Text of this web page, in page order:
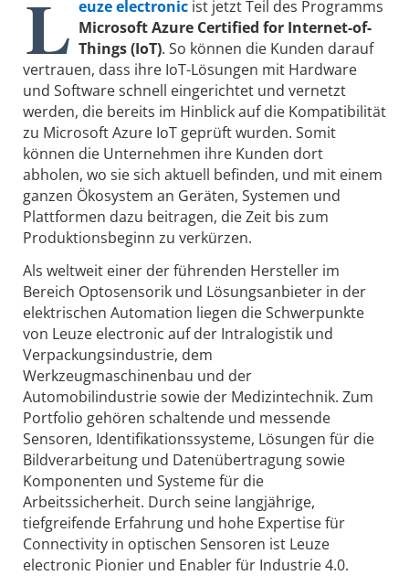
L euze electronic ist jetzt Teil des Programms
Microsoft Azure Certified for Internet-of-
Things (IoT). So können die Kunden darauf
vertrauen, dass ihre IoT-Lösungen mit Hardware
und Software schnell eingerichtet und vernetzt
werden, die bereits im Hinblick auf die Kompatibilität
zu Microsoft Azure IoT geprüft wurden. Somit
können die Unternehmen ihre Kunden dort
abholen, wo sie sich aktuell befinden, und mit einem
ganzen Ökosystem an Geräten, Systemen und
Plattformen dazu beitragen, die Zeit bis zum
Produktionsbeginn zu verkürzen.
Als weltweit einer der führenden Hersteller im
Bereich Optosensorik und Lösungsanbieter in der
elektrischen Automation liegen die Schwerpunkte
von Leuze electronic auf der Intralogistik und
Verpackungsindustrie, dem
Werkzeugmaschinenbau und der
Automobilindustrie sowie der Medizintechnik. Zum
Portfolio gehören schaltende und messende
Sensoren, Identifikationssysteme, Lösungen für die
Bildverarbeitung und Datenübertragung sowie
Komponenten und Systeme für die
Arbeitssicherheit. Durch seine langjährige,
tiefgreifende Erfahrung und hohe Expertise für
Connectivity in optischen Sensoren ist Leuze
electronic Pionier und Enabler für Industrie 4.0.